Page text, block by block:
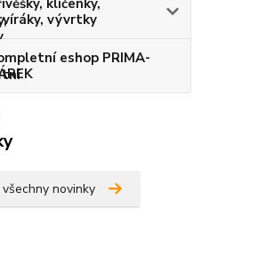
klíčenky,
vývrtky
eshop PRIMA-
novinky